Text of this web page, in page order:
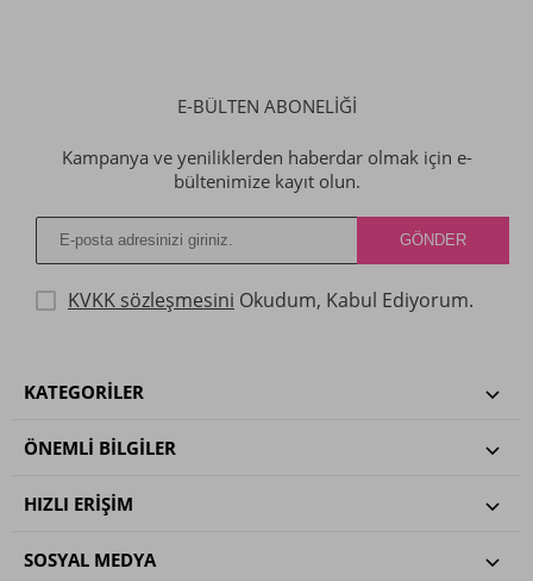
E-BÜLTEN ABONELİĞİ
Kampanya ve yeniliklerden haberdar olmak için e-
bültenimize kayıt olun.
KVKK sözleşmesini Okudum, Kabul Ediyorum.
KATEGORILER
ÖNEMLI BILGILER
HIZLI ERIŞIM
SOSYAL MEDYA